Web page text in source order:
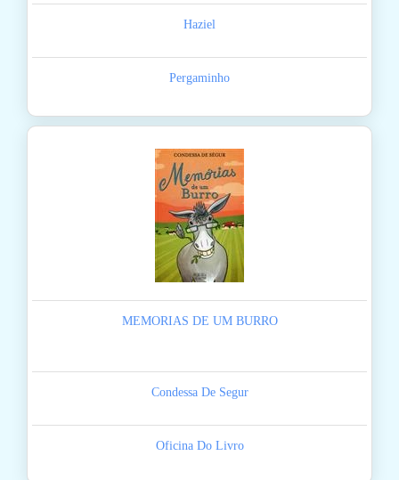
Haziel
Pergaminho
MEMORIAS DE UM BURRO
Condessa De Segur
Oficina Do Livro